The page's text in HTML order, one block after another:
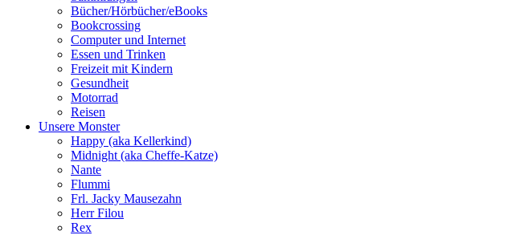
Bücher/Hörbücher/eBooks
Bookcrossing
Computer und Internet
Essen und Trinken
Freizeit mit Kindern
Gesundheit
Motorrad
Reisen
Unsere Monster
Happy (aka Kellerkind)
Midnight (aka Cheffe-Katze)
Nante
Flummi
Frl. Jacky Mausezahn
Herr Filou
Rex